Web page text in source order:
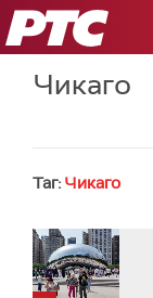
РТС
Чикаго
Таг: Чикаго